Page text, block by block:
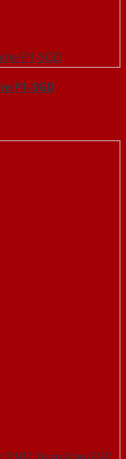
P1-SGD